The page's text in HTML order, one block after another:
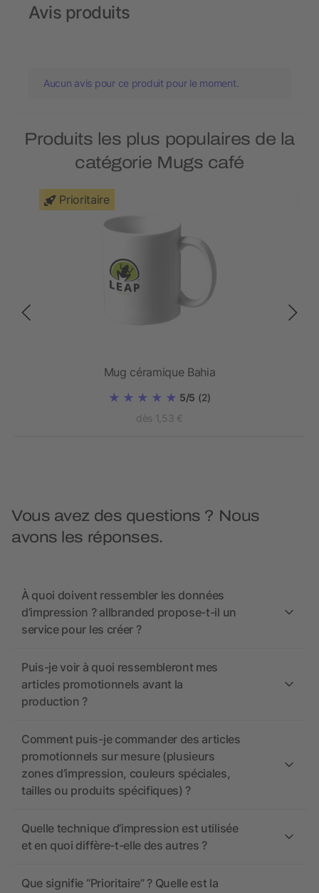
Avis produits
Aucun avis pour ce produit pour le moment.
Produits les plus populaires de la
catégorie Mugs café
Prioritaire
Mug céramique Bahia
5/5 (2)
dès 1,53 €
Vous avez des questions ? Nous
avons les réponses.
À quoi doivent ressembler les données
d’impression ? allbranded propose-t-il un
service pour les créer ?
Puis-je voir à quoi ressembleront mes
articles promotionnels avant la
production ?
Comment puis-je commander des articles
promotionnels sur mesure (plusieurs
zones d’impression, couleurs spéciales,
tailles ou produits spécifiques) ?
Quelle technique d’impression est utilisée
et en quoi diffère-t-elle des autres ?
Que signifie “Prioritaire” ? Quelle est la